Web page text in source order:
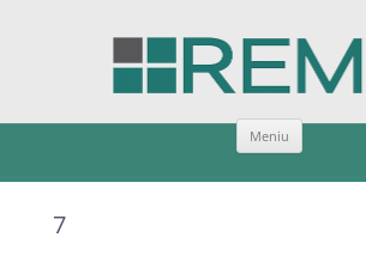
Meniu
Sari
conținut
7